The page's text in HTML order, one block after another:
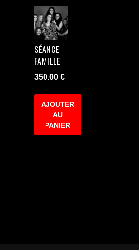
SÉANCE
FAMILLE
350.00 €
AJOUTER
AU
PANIER